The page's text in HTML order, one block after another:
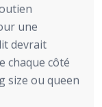
une
devrait
chaque côté
size ou queen